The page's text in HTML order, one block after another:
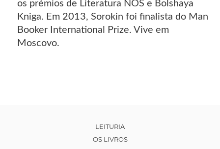
os prémios de Literatura NOS e Bolshaya
Kniga. Em 2013, Sorokin foi finalista do Man
Booker International Prize. Vive em
Moscovo.
LEITURIA
OS LIVROS